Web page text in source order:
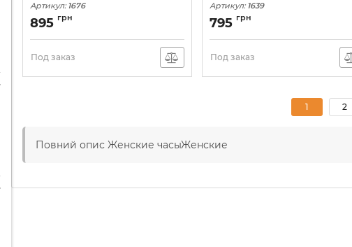
Артикул:1676
895 грн
Под заказ
Артикул:1639
795 грн
Под заказ
1 2
Повний опис Женские часыЖенские